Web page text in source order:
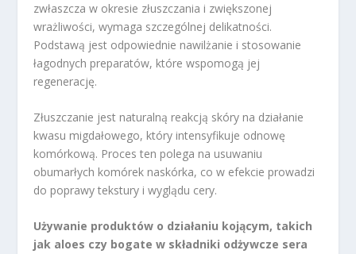
zwłaszcza w okresie złuszczania i zwiększonej
wrażliwości, wymaga szczególnej delikatności.
Podstawą jest odpowiednie nawilżanie i stosowanie
łagodnych preparatów, które wspomogą jej
regenerację.
Złuszczanie jest naturalną reakcją skóry na działanie
kwasu migdałowego, który intensyfikuje odnowę
komórkową. Proces ten polega na usuwaniu
obumarłych komórek naskórka, co w efekcie prowadzi
do poprawy tekstury i wyglądu cery.
Używanie produktów o działaniu kojącym, takich
jak aloes czy bogate w składniki odżywcze sera